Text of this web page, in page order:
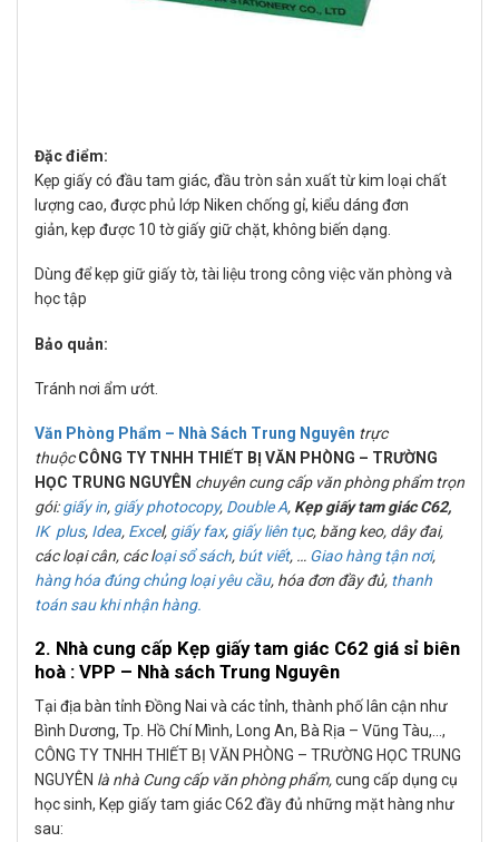
Đặc điểm:
Kẹp giấy có đầu tam giác, đầu tròn sản xuất từ kim loại chất
lượng cao, được phủ lớp Niken chống gỉ, kiểu dáng đơn
giản, kẹp được 10 tờ giấy giữ chặt, không biến dạng.
Dùng để kẹp giữ giấy tờ, tài liệu trong công việc văn phòng và
học tập
Bảo quản:
Tránh nơi ẩm ướt.
Văn Phòng Phẩm – Nhà Sách Trung Nguyên trực
thuộcCÔNG TY TNHH THIẾT BỊ VĂN PHÒNG – TRƯỜNG
HỌC TRUNG NGUYÊN chuyên cung cấp văn phòng phẩm trọn
gói:giấy in, giấy photocopy, Double A, Kẹp giấy tam giác C62,
IK plus, Idea, Excel, giấy fax, giấy liên tục, băng keo, dây đai,
các loại cân, các loại sổ sách, bút viết, … Giao hàng tận nơi,
hàng hóa đúng chủng loại yêu cầu, hóa đơn đầy đủ, thanh
toán sau khi nhận hàng.
2. Nhà cung cấp Kẹp giấy tam giác C62 giá sỉ biên
hoà : VPP – Nhà sách Trung Nguyên
Tại địa bàn tỉnh Đồng Nai và các tỉnh, thành phố lân cận như
Bình Dương, Tp. Hồ Chí Mình, Long An, Bà Rịa – Vũng Tàu,…,
CÔNG TY TNHH THIẾT BỊ VĂN PHÒNG – TRƯỜNG HỌC TRUNG
NGUYÊN là nhà Cung cấp văn phòng phẩm,cung cấp dụng cụ
học sinh, Kẹp giấy tam giác C62 đầy đủ những mặt hàng như
sau: